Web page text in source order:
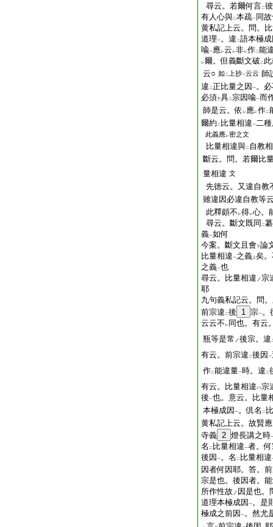
尋云。若爾何言二
有人心與二本疏一 同
黄私記上云。問。
道理一。違 二語本極
喩一應レ云 レ非レ作二能
レ爾。但義斷文破 二
云○ 如 二 上抄一云云 師
違 二正比量之因 一。
必須下具二宗因喩一而
師是云。依 レ應レ作二
爾約 二 比量相違一二
此義應レ密之文
比量相違與二 自教
斷云。問。若爾比
量相違 文
先徳云。又違自教
雖違因必違自教等
此釋頗不 レ得レ心。
尋云。斷文既同 二
義一如何
今案。斷文且會下論
比量相違一之義 上矣
之義一也
尋云。比量相違 ノ宗
耶
九句義私記云。問
前宗違 二後 1 宗一。
云云不 レ 同也。有云
瓶等是常 ノ後宗。違
有云。前宗違 二後因 一
作二能違量一時。違 二
有云。比量相違ハ宗
後一也。意云。比量
本極成因 一。倶名 二
黄私記上云。故賢
寺義 2 燈長講之時
名 二 比量相違一者。
後因 一。名 二 比量相違
因者何因耶。答。
宗是也。後因者。
所作性故 ノ 因是也。
道理本極成因 一。是
極成之前因 一。然尤